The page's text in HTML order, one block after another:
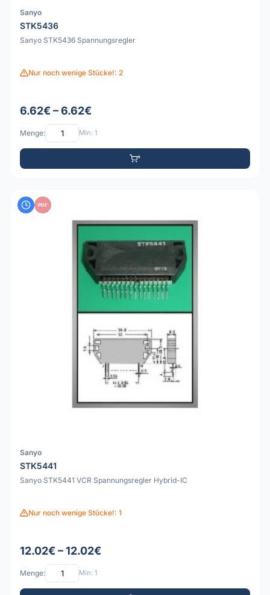
Sanyo
STK5436
Sanyo STK5436 Spannungsregler
Nur noch wenige Stücke!: 2
6.62€ – 6.62€
Menge: Min: 1
PDF
Sanyo
STK5441
Sanyo STK5441 VCR Spannungsregler Hybrid-IC
Nur noch wenige Stücke!: 1
12.02€ – 12.02€
Menge: Min: 1